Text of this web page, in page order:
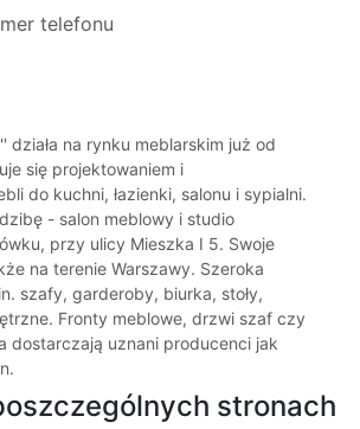
telefonu
działa na rynku meblarskim już od
się projektowaniem i
do kuchni, łazienki, salonu i sypialni.
- salon meblowy i studio
przy ulicy Mieszka I 5. Swoje
na terenie Warszawy. Szeroka
szafy, garderoby, biurka, stoły,
Fronty meblowe, drzwi szaf czy
dostarczają uznani producenci jak
stronach